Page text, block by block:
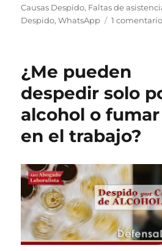
el
Causas Despido, Faltas de
Despido,WhatsApp 1 comentario
¿Me pueden
despedir solo
alcohol o
en el trabajo?